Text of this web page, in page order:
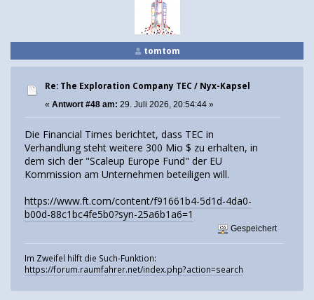
tomtom
Re: The Exploration Company TEC / Nyx-Kapsel
« Antwort #48 am: 29. Juli 2026, 20:54:44 »
Die Financial Times berichtet, dass TEC in
Verhandlung steht weitere 300 Mio $ zu erhalten, in
dem sich der "Scaleup Europe Fund" der EU
Kommission am Unternehmen beteiligen will.
https://www.ft.com/content/f91661b4-5d1d-4da0-
b00d-88c1bc4fe5b0?syn-25a6b1a6=1
Gespeichert
Im Zweifel hilft die Such-Funktion:
https://forum.raumfahrer.net/index.php?action=search